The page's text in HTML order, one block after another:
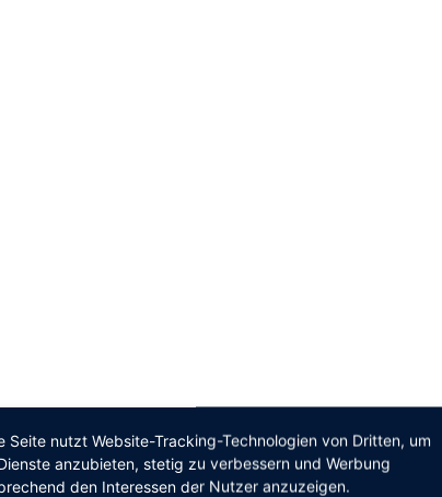
Seite nutzt Website-Tracking-Technologien von Dritten, um
anzubieten, stetig zu verbessern und Werbung
den Interessen der Nutzer anzuzeigen.